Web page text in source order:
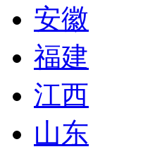
安徽
福建
江西
山东